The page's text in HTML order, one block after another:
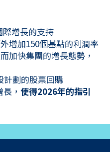
際增長的支持
增加150個基點的利潤率
加快集團的增長態勢，
計劃的股票回購
， 使得2026年的指引